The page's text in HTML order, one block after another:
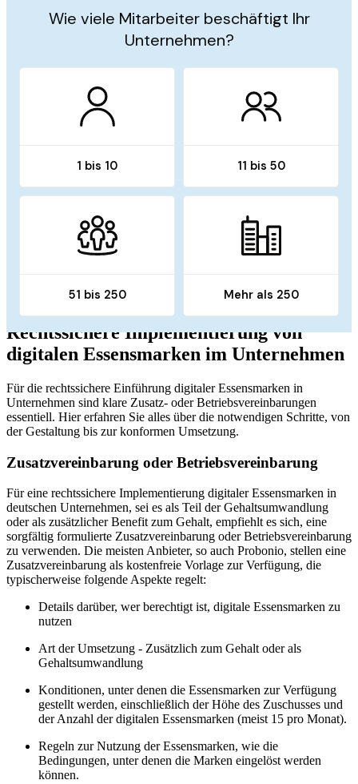
Rechtssichere Implementierung von
digitalen Essensmarken im Unternehmen
Für die rechtssichere Einführung digitaler Essensmarken in
Unternehmen sind klare Zusatz- oder Betriebsvereinbarungen
essentiell. Hier erfahren Sie alles über die notwendigen Schritte, von
der Gestaltung bis zur konformen Umsetzung.
Zusatzvereinbarung oder Betriebsvereinbarung
Für eine rechtssichere Implementierung digitaler Essensmarken in
deutschen Unternehmen, sei es als Teil der Gehaltsumwandlung
oder als zusätzlicher Benefit zum Gehalt, empfiehlt es sich, eine
sorgfältig formulierte Zusatzvereinbarung oder Betriebsvereinbarung
zu verwenden. Die meisten Anbieter, so auch Probonio, stellen eine
Zusatzvereinbarung als kostenfreie Vorlage zur Verfügung, die
typischerweise folgende Aspekte regelt:
Details darüber, wer berechtigt ist, digitale Essensmarken zu
nutzen
Art der Umsetzung - Zusätzlich zum Gehalt oder als
Gehaltsumwandlung
Konditionen, unter denen die Essensmarken zur Verfügung
gestellt werden, einschließlich der Höhe des Zuschusses und
der Anzahl der digitalen Essensmarken (meist 15 pro Monat).
Regeln zur Nutzung der Essensmarken, wie die
Bedingungen, unter denen die Marken eingelöst werden
können.